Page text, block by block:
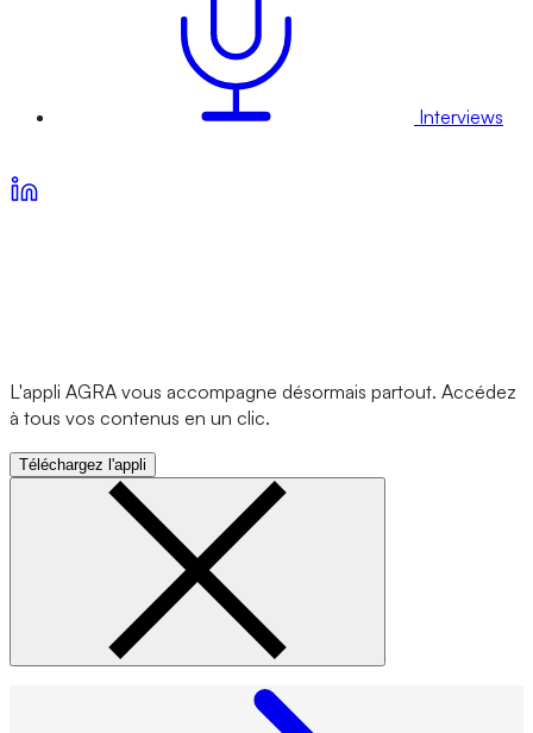
Interviews
L'appli AGRA vous accompagne désormais partout. Accédez
à tous vos contenus en un clic.
Téléchargez l'appli